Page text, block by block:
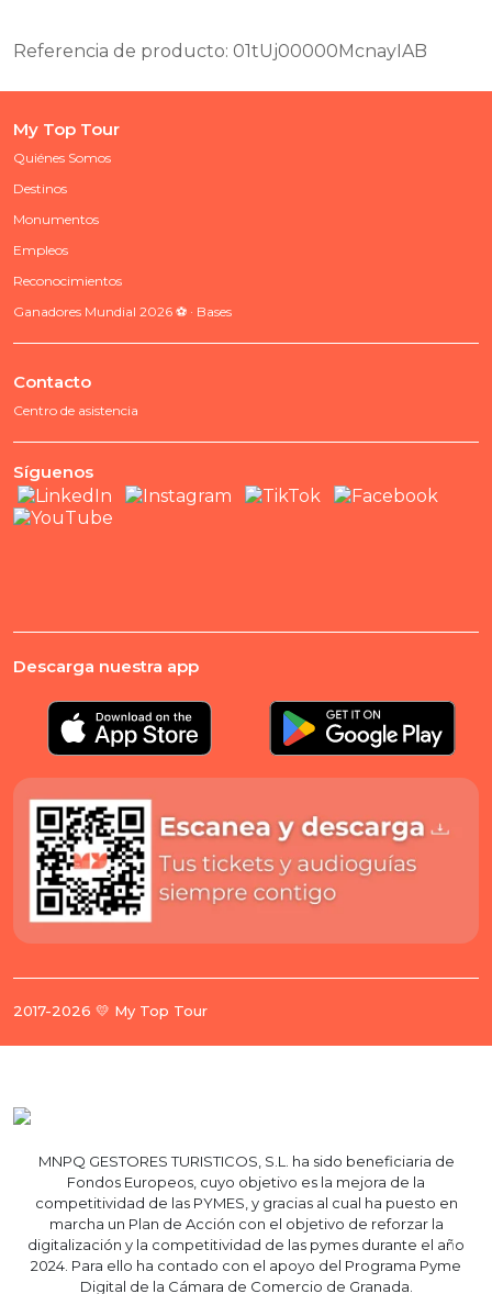
Referencia de producto: 01tUj00000McnayIAB
My Top Tour
Quiénes Somos
Destinos
Monumentos
Empleos
Reconocimientos
Ganadores Mundial 2026 ⚽ · Bases
Contacto
Centro de asistencia
Síguenos
Descarga nuestra app
2017-2026 💛 My Top Tour
MNPQ GESTORES TURISTICOS, S.L. ha sido beneficiaria de
Fondos Europeos, cuyo objetivo es la mejora de la
competitividad de las PYMES, y gracias al cual ha puesto en
marcha un Plan de Acción con el objetivo de reforzar la
digitalización y la competitividad de las pymes durante el año
2024. Para ello ha contado con el apoyo del Programa Pyme
Digital de la Cámara de Comercio de Granada.